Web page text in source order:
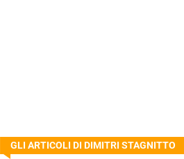
GLI ARTICOLI DI DIMITRI STAGNITTO